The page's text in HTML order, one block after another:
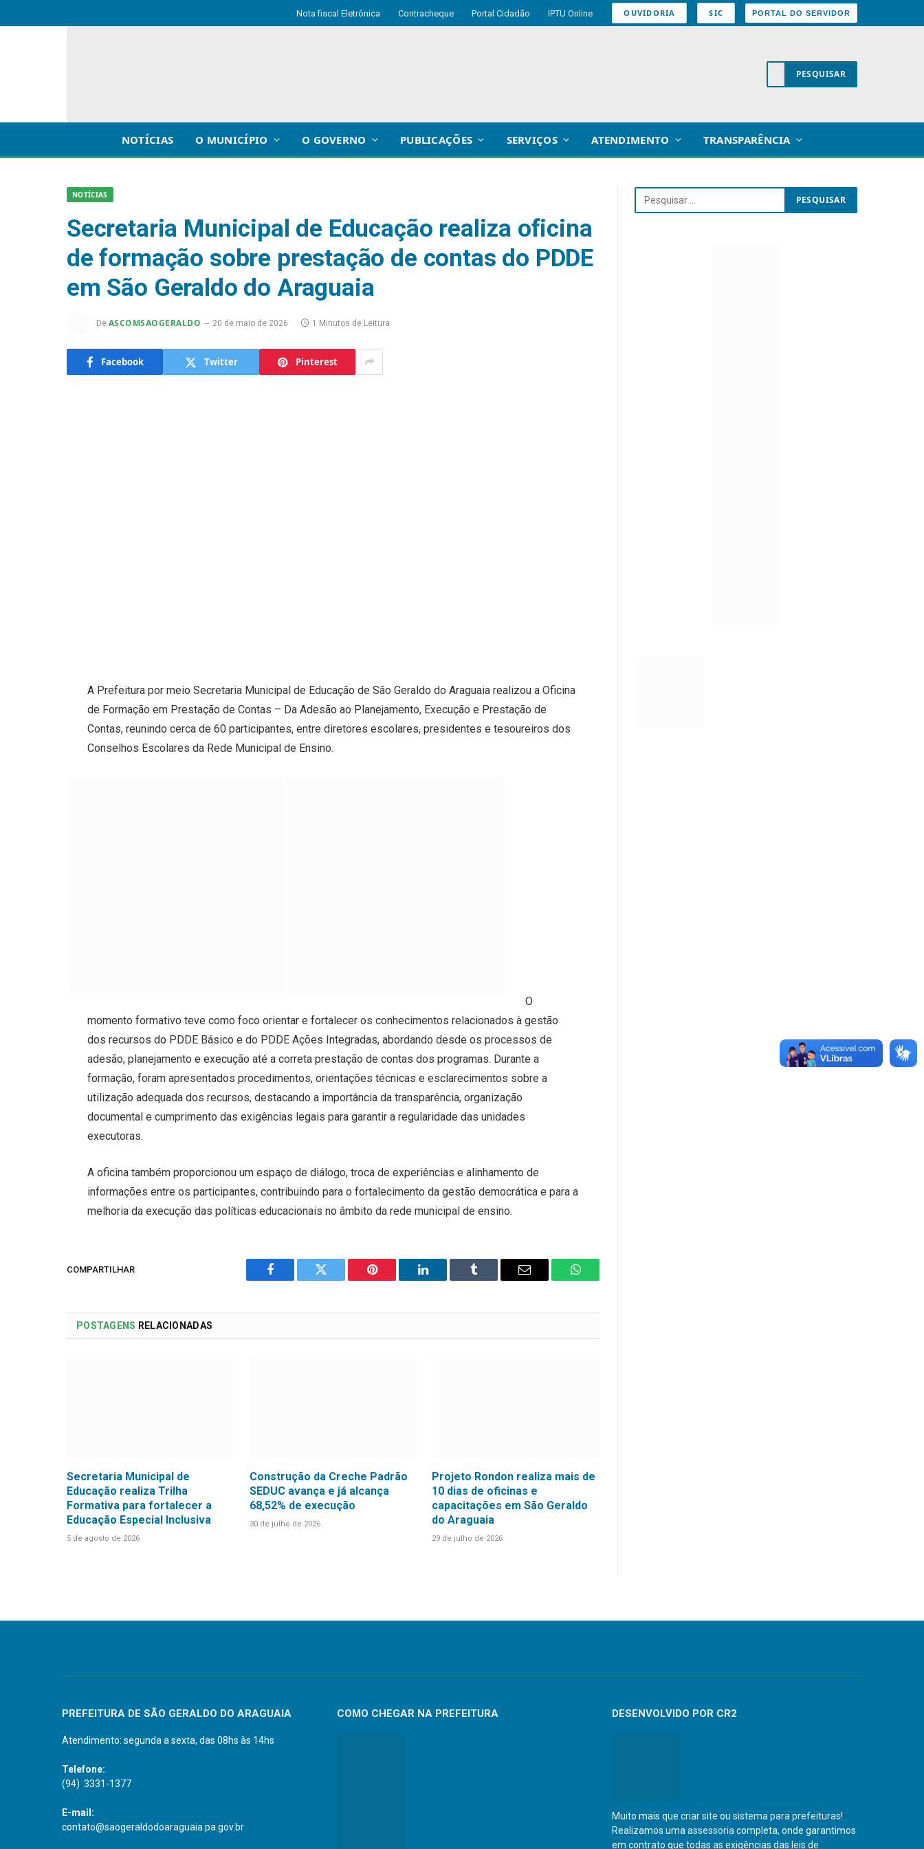
Nota fiscal Eletrônica Contracheque Portal Cidadão IPTU Online OUVIDORIA SIC PORTAL DO SERVIDOR
NOTÍCIAS O MUNICÍPIO O GOVERNO PUBLICAÇÕES SERVIÇOS ATENDIMENTO TRANSPARÊNCIA
NOTÍCIAS
Secretaria Municipal de Educação realiza oficina
de formação sobre prestação de contas do PDDE
em São Geraldo do Araguaia
De ASCOMSAOGERALDO 20 de maio de 2026 1 Minutos de Leitura
Facebook Twitter Pinterest
A Prefeitura por meio Secretaria Municipal de Educação de São Geraldo do Araguaia realizou a Oficina
de Formação em Prestação de Contas – Da Adesão ao Planejamento, Execução e Prestação de
Contas, reunindo cerca de 60 participantes, entre diretores escolares, presidentes e tesoureiros dos
Conselhos Escolares da Rede Municipal de Ensino.
O
momento formativo teve como foco orientar e fortalecer os conhecimentos relacionados à gestão
dos recursos do PDDE Básico e do PDDE Ações Integradas, abordando desde os processos de
adesão, planejamento e execução até a correta prestação de contas dos programas. Durante a
formação, foram apresentados procedimentos, orientações técnicas e esclarecimentos sobre a
utilização adequada dos recursos, destacando a importância da transparência, organização
documental e cumprimento das exigências legais para garantir a regularidade das unidades
executoras.
A oficina também proporcionou um espaço de diálogo, troca de experiências e alinhamento de
informações entre os participantes, contribuindo para o fortalecimento da gestão democrática e para a
melhoria da execução das políticas educacionais no âmbito da rede municipal de ensino.
COMPARTILHAR
Facebook Twitter Pinterest LinkedIn Tumblr Email WhatsApp
POSTAGENS RELACIONADAS
Secretaria Municipal de
Educação realiza Trilha
Formativa para fortalecer a
Educação Especial Inclusiva
5 de agosto de 2026
Construção da Creche Padrão
SEDUC avança e já alcança
68,52% de execução
30 de julho de 2026
Projeto Rondon realiza mais de
10 dias de oficinas e
capacitações em São Geraldo
do Araguaia
29 de julho de 2026
PREFEITURA DE SÃO GERALDO DO ARAGUAIA
Atendimento: segunda a sexta, das 08hs às 14hs
Telefone:
(94) 3331-1377
E-mail:
contato@saogeraldodoaraguaia.pa.gov.br
COMO CHEGAR NA PREFEITURA DESENVOLVIDO POR CR2
Muito mais que criar site ou sistema para prefeituras!
Realizamos uma assessoria completa, onde garantimos
em contrato que todas as exigências das leis de